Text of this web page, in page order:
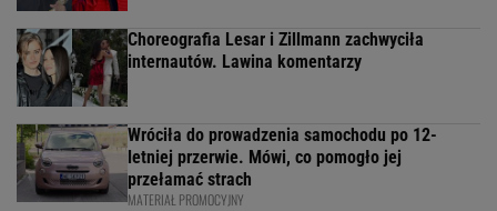
Choreografia Lesar i Zillmann zachwyciła
internautów. Lawina komentarzy
Wróciła do prowadzenia samochodu po 12-
letniej przerwie. Mówi, co pomogło jej
przełamać strach
MATERIAŁ PROMOCYJNY